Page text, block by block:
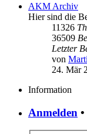
AKM Archiv
Hier sind die
11326
36509
Letzter
von
24. Mär
Information
Anmelden •